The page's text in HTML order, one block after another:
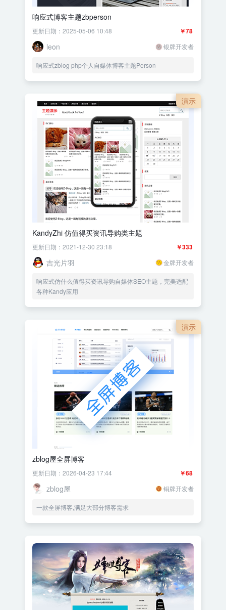
响应式博客主题zbperson
￥78
更新日期：2025-05-06 10:48
leon 银牌开发者
响应式zblog php个人自媒体博客主题Person
演示
KandyZhi 仿值得买资讯导购类主题
￥333
更新日期：2021-12-30 23:18
吉光片羽 金牌开发者
响应式仿什么值得买资讯导购自媒体SEO主题，完美适配
各种Kandy应用
演示
zblog屋全屏博客
￥68
更新日期：2026-04-23 17:44
zblog屋 铜牌开发者
一款全屏博客,满足大部分博客需求